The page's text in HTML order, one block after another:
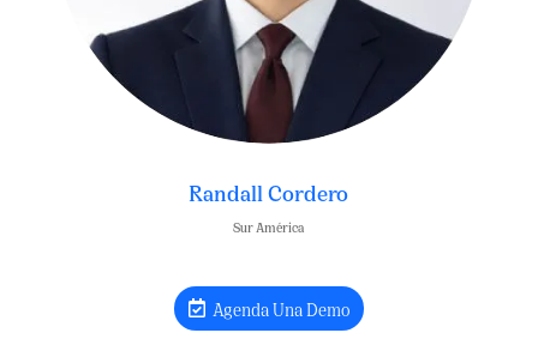
Randall Cordero
Sur América
Agenda Una Demo